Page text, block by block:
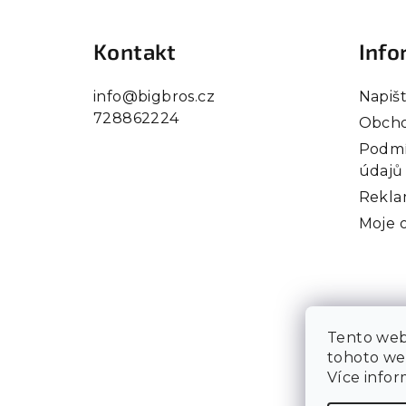
Tento
tohoto
Více
Kontakt
info@bigbros.cz
728862224
údajů
Moje